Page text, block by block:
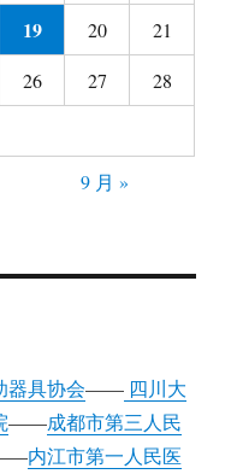
19 20
21
26 27
28
9 月 »
器具协会—— 四川大
——成都市第三人民
内江市第一人民医